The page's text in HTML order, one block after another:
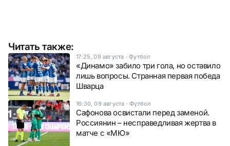
Читать также:
17:25, 09 августа ·Футбол
«Динамо» забило три гола, но оставило
лишь вопросы. Странная первая победа
Шварца
16:30, 09 августа ·Футбол
Сафонова освистали перед заменой.
Россиянин – несправедливая жертва в
матче с «МЮ»